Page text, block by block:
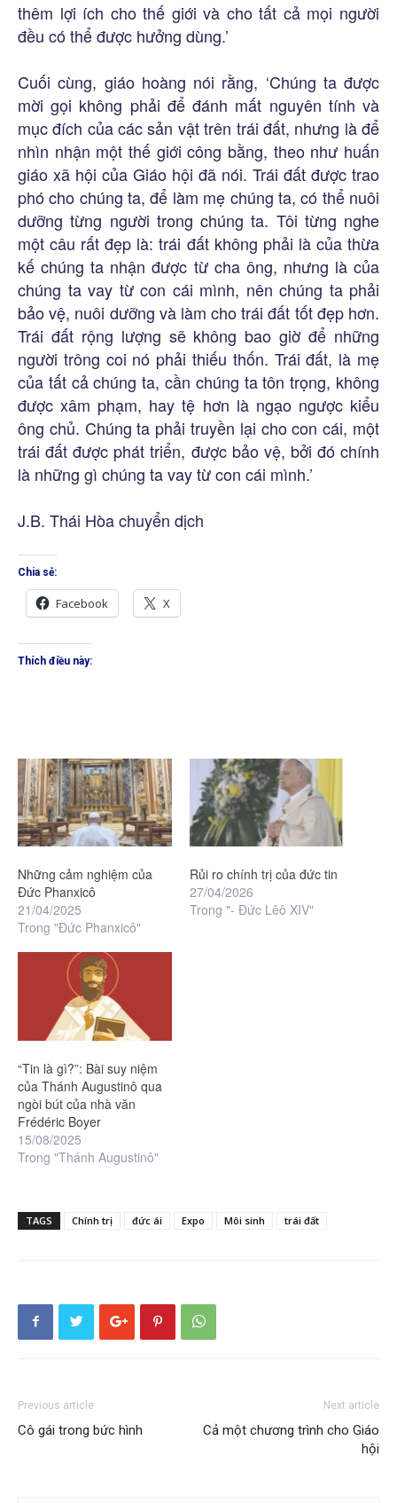
thêm lợi ích cho thế giới và cho tất cả mọi người
đều có thể được hưởng dùng.’
Cuối cùng, giáo hoàng nói rằng, ‘Chúng ta được
mời gọi không phải để đánh mất nguyên tính và
mục đích của các sản vật trên trái đất, nhưng là để
nhìn nhận một thế giới công bằng, theo như huấn
giáo xã hội của Giáo hội đã nói. Trái đất được trao
phó cho chúng ta, để làm mẹ chúng ta, có thể nuôi
dưỡng từng người trong chúng ta. Tôi từng nghe
một câu rất đẹp là: trái đất không phải là của thừa
kế chúng ta nhận được từ cha ông, nhưng là của
chúng ta vay từ con cái mình, nên chúng ta phải
bảo vệ, nuôi dưỡng và làm cho trái đất tốt đẹp hơn.
Trái đất rộng lượng sẽ không bao giờ để những
người trông coi nó phải thiếu thốn. Trái đất, là mẹ
của tất cả chúng ta, cần chúng ta tôn trọng, không
được xâm phạm, hay tệ hơn là ngạo ngược kiểu
ông chủ. Chúng ta phải truyền lại cho con cái, một
trái đất được phát triển, được bảo vệ, bởi đó chính
là những gì chúng ta vay từ con cái mình.’
J.B. Thái Hòa chuyển dịch
Chia sẻ:
Facebook X
Thích điều này:
Những cảm nghiệm của
Đức Phanxicô
21/04/2025
Trong "Đức Phanxicô"
Rủi ro chính trị của đức tin
27/04/2026
Trong "- Đức Lêô XIV"
“Tin là gì?”: Bài suy niệm
của Thánh Augustinô qua
ngòi bút của nhà văn
Frédéric Boyer
15/08/2025
Trong "Thánh Augustinô"
TAGS Chính trị đức ái Expo Môi sinh trái đất
Previous article
Cô gái trong bức hình
Next article
Cả một chương trình cho Giáo
hội